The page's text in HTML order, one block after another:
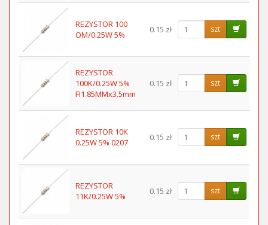
REZYSTOR 100
OM/0.25W 5%
0.15 zł szt
REZYSTOR
100K/0.25W 5%
FI1.85MMx3.5mm
0.15 zł szt
REZYSTOR 10K
0.25W 5% 0207
0.15 zł szt
REZYSTOR
11K/0.25W 5%
0.15 zł szt